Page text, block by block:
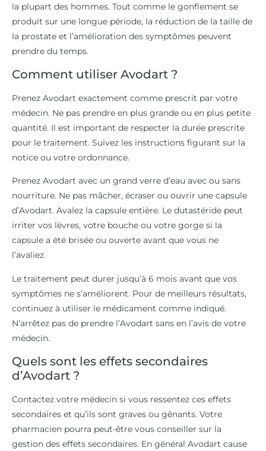
la plupart des hommes. Tout comme le gonflement se
produit sur une longue période, la réduction de la taille de
la prostate et l’amélioration des symptômes peuvent
prendre du temps.
Comment utiliser Avodart ?
Prenez Avodart exactement comme prescrit par votre
médecin. Ne pas prendre en plus grande ou en plus petite
quantité. Il est important de respecter la durée prescrite
pour le traitement. Suivez les instructions figurant sur la
notice ou votre ordonnance.
Prenez Avodart avec un grand verre d’eau avec ou sans
nourriture. Ne pas mâcher, écraser ou ouvrir une capsule
d’Avodart. Avalez la capsule entière. Le dutastéride peut
irriter vos lèvres, votre bouche ou votre gorge si la
capsule a été brisée ou ouverte avant que vous ne
l’avaliez.
Le traitement peut durer jusqu’à 6 mois avant que vos
symptômes ne s’améliorent. Pour de meilleurs résultats,
continuez à utiliser le médicament comme indiqué.
N’arrêtez pas de prendre l’Avodart sans en l’avis de votre
médecin.
Quels sont les effets secondaires
d’Avodart ?
Contactez votre médecin si vous ressentez ces effets
secondaires et qu’ils sont graves ou gênants. Votre
pharmacien pourra peut-être vous conseiller sur la
gestion des effets secondaires. En général Avodart cause